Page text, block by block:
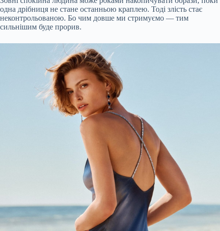
одна дрібниця не стане останньою краплею. Тоді злість стає
неконтрольованою. Бо чим довше ми стримуємо — тим
сильнішим буде прорив.